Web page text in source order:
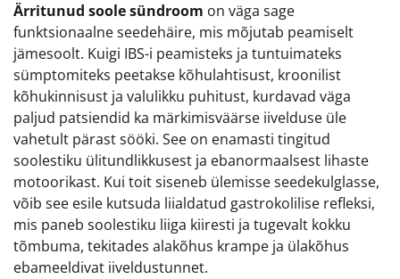
Ärritunud soole sündroom on väga sage
funktsionaalne seedehäire, mis mõjutab peamiselt
jämesoolt. Kuigi IBS-i peamisteks ja tuntuimateks
sümptomiteks peetakse kõhulahtisust, kroonilist
kõhukinnisust ja valulikku puhitust, kurdavad väga
paljud patsiendid ka märkimisväärse iivelduse üle
vahetult pärast sööki. See on enamasti tingitud
soolestiku ülitundlikkusest ja ebanormaalsest lihaste
motoorikast. Kui toit siseneb ülemisse seedekulglasse,
võib see esile kutsuda liialdatud gastrokolilise refleksi,
mis paneb soolestiku liiga kiiresti ja tugevalt kokku
tõmbuma, tekitades alakõhus krampe ja ülakõhus
ebameeldivat iiveldustunnet.